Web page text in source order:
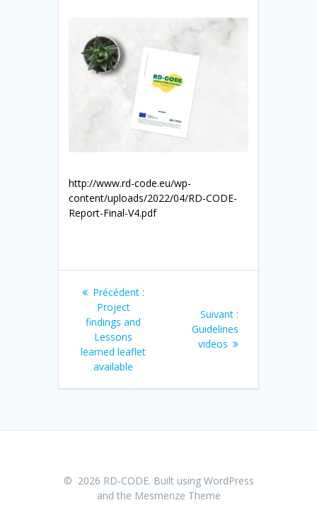
http://www.rd-code.eu/wp-
content/uploads/2022/04/RD-CODE-
Report-Final-V4.pdf
Navigation
de
l’article
Précédent :
Project
findings and
Lessons
learned leaflet
available
Suivant :Article
suivant
:
Guidelines
videos
© 2026 RD-CODE. Built using WordPress
and the Mesmerize Theme